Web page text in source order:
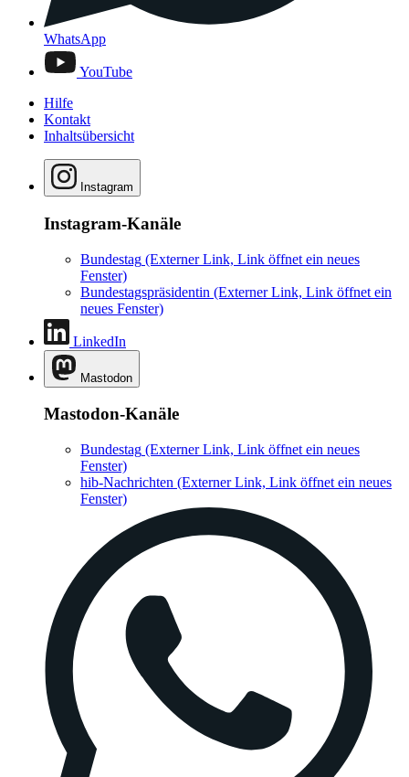
WhatsApp
YouTube
Hilfe
Kontakt
Inhaltsübersicht
Instagram
Instagram-Kanäle
Bundestag (Externer Link, Link öffnet ein neues
Fenster)
Bundestagspräsidentin (Externer Link, Link öffnet ein
neues Fenster)
LinkedIn
Mastodon
Mastodon-Kanäle
Bundestag (Externer Link, Link öffnet ein neues
Fenster)
hib-Nachrichten (Externer Link, Link öffnet ein neues
Fenster)